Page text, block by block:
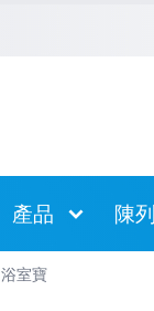
產品 陳
浴室寶